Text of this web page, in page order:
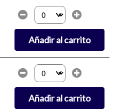
Selecciona la cantidad
Añadir al carrito
Selecciona la cantidad
Añadir al carrito